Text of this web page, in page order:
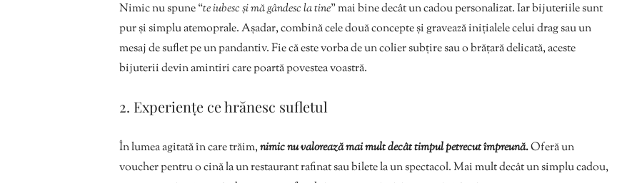
Nimic nu spune “te iubesc și mă gândesc la tine” mai bine decât un cadou personalizat. Iar bijuteriile sunt
pur și simplu atemoprale. Așadar, combină cele două concepte și gravează inițialele celui drag sau un
mesaj de suflet pe un pandantiv. Fie că este vorba de un colier subțire sau o brățară delicată, aceste
bijuterii devin amintiri care poartă povestea voastră.
2. Experiențe ce hrănesc sufletul
În lumea agitată în care trăim,nimic nu valorează mai mult decât timpul petrecut împreună.Oferă un
voucher pentru o cină la un restaurant rafinat sau bilete la un spectacol. Mai mult decât un simplu cadou,